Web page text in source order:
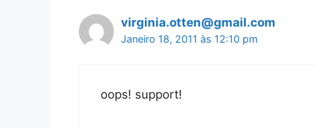
virginia.otten@gmail.com
Janeiro 18, 2011 às 12:10 pm
oops! support!